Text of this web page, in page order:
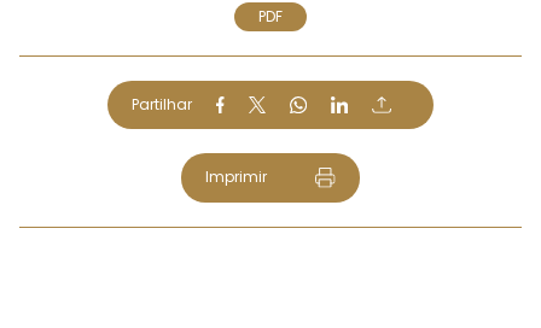
PDF
Partilhar
Imprimir